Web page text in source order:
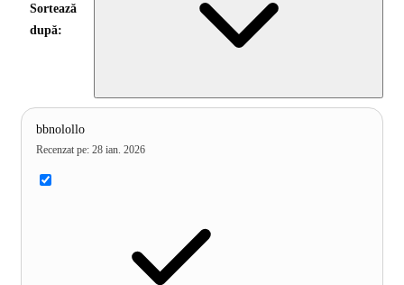
Sortează
după:
bbnolollo
Recenzat pe: 28 ian. 2026